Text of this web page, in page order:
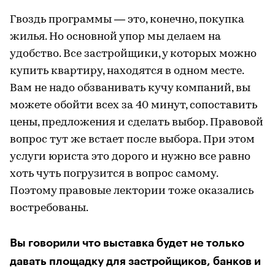
Гвоздь программы — это, конечно, покупка
жилья. Но основной упор мы делаем на
удобство. Все застройщики, у которых можно
купить квартиру, находятся в одном месте.
Вам не надо обзванивать кучу компаний, вы
можете обойти всех за 40 минут, сопоставить
цены, предложения и сделать выбор. Правовой
вопрос тут же встает после выбора. При этом
услуги юриста это дорого и нужно все равно
хоть чуть погрузится в вопрос самому.
Поэтому правовые лектории тоже оказались
востребованы.
Вы говорили что выставка будет не только
давать площадку для застройщиков, банков и